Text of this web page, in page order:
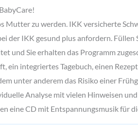
Mutter zu werden. IKK versicherte
der IKK gesund plus anfordern. Füllen
und Sie erhalten das Programm
ein integriertes Tagebuch, einen
unter anderem das Risiko einer
Analyse mit vielen Hinweisen
eine CD mit Entspannungsmusik für